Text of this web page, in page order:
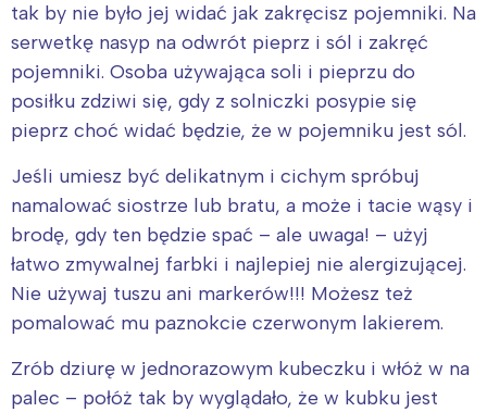
tak by nie było jej widać jak zakręcisz pojemniki. Na
serwetkę nasyp na odwrót pieprz i sól i zakręć
pojemniki. Osoba używająca soli i pieprzu do
posiłku zdziwi się, gdy z solniczki posypie się
pieprz choć widać będzie, że w pojemniku jest sól.
Jeśli umiesz być delikatnym i cichym spróbuj
namalować siostrze lub bratu, a może i tacie wąsy i
brodę, gdy ten będzie spać – ale uwaga! – użyj
łatwo zmywalnej farbki i najlepiej nie alergizującej.
Nie używaj tuszu ani markerów!!! Możesz też
pomalować mu paznokcie czerwonym lakierem.
Zrób dziurę w jednorazowym kubeczku i włóż w na
palec – połóż tak by wyglądało, że w kubku jest